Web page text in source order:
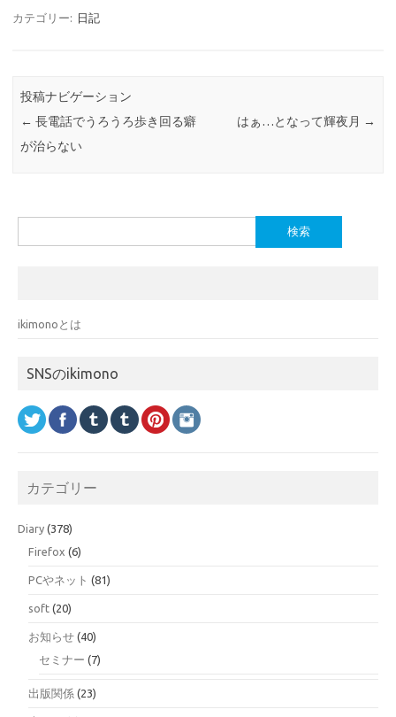
カテゴリー: 日記
投稿ナビゲーション
← 長電話でうろうろ歩き回る癖
が治らない
はぁ…となって輝夜月 →
索:
ikimonoとは
SNSのikimono
カテゴリー
Diary (378)
Firefox (6)
PCやネット (81)
soft (20)
お知らせ (40)
セミナー (7)
出版関係 (23)